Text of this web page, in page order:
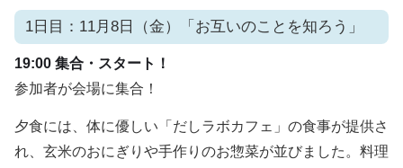
1日目：11月8日（金）「お互いのことを知ろう」
19:00 集合・スタート！
参加者が会場に集合！
夕食には、体に優しい「だしラボカフェ」の食事が提供さ
れ、玄米のおにぎりや手作りのお惣菜が並びました。料理